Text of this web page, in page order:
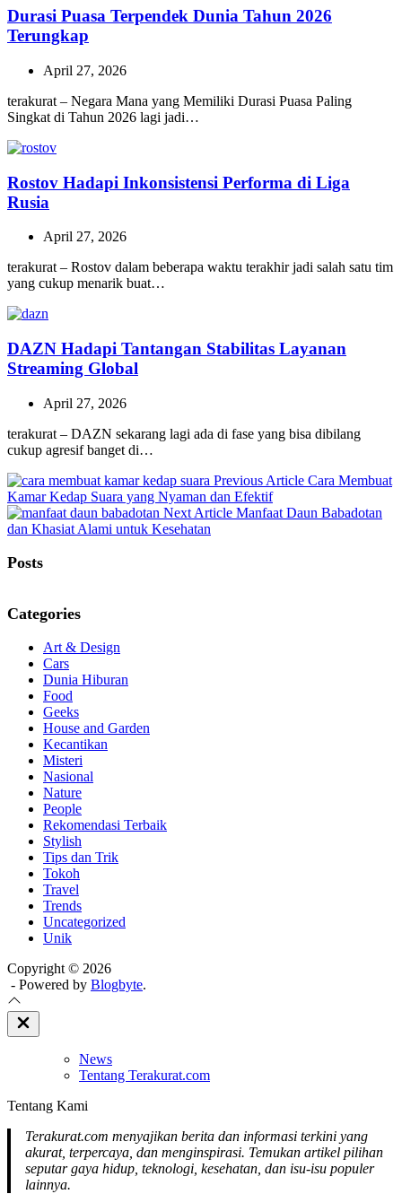
Durasi Puasa Terpendek Dunia Tahun 2026
Terungkap
April 27, 2026
terakurat – Negara Mana yang Memiliki Durasi Puasa Paling
Singkat di Tahun 2026 lagi jadi…
Rostov Hadapi Inkonsistensi Performa di Liga
Rusia
April 27, 2026
terakurat – Rostov dalam beberapa waktu terakhir jadi salah satu tim
yang cukup menarik buat…
DAZN Hadapi Tantangan Stabilitas Layanan
Streaming Global
April 27, 2026
terakurat – DAZN sekarang lagi ada di fase yang bisa dibilang
cukup agresif banget di…
Previous Article Previous
Cara Membuat
Kamar Kedap Suara yang Nyaman dan Efektif
Next Article Next
Manfaat Daun Babadotan
dan Khasiat Alami untuk Kesehatan
Posts
Categories
Art & Design
Cars
Dunia Hiburan
Food
Geeks
House and Garden
Kecantikan
Misteri
Nasional
Nature
People
Rekomendasi Terbaik
Stylish
Tips dan Trik
Tokoh
Travel
Trends
Uncategorized
Unik
Copyright © 2026
- Powered by Blogbyte.
Close
Off
News
Tentang Terakurat.com
Tentang Kami
Terakurat.com menyajikan berita dan informasi terkini yang
akurat, terpercaya, dan menginspirasi. Temukan artikel pilihan
seputar gaya hidup, teknologi, kesehatan, dan isu-isu populer
lainnya.